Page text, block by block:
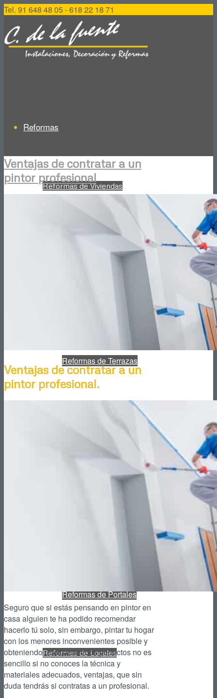
Tel. 91 648 48 05 - 618 22 18 71
Reformas
Reformas de Viviendas
Reformas de Cocinas
Reformas de Terrazas
Reformas de Jardines
Reformas de Patios
Reformas de Portales
Reformas de Locales
Ventajas de contratar a un
pintor profesional
Ventajas de contratar a un
pintor profesional.
Seguro que si estás pensando en pintor en
casa alguien te ha podido recomendar
hacerlo tú solo, sin embargo, pintar tu hogar
con los menores inconvenientes posible y
obteniendo unos acabados perfectos no es
sencillo si no conoces la técnica y
materiales adecuados, ventajas, que sin
duda tendrás si contratas a un profesional.